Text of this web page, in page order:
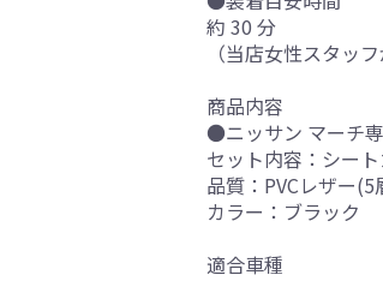
約 30 分
（当店女性スタッ
商品内容
●ニッサン マーチ
セット内容：シー
品質：PVCレザー
カラー：ブラック
適合車種